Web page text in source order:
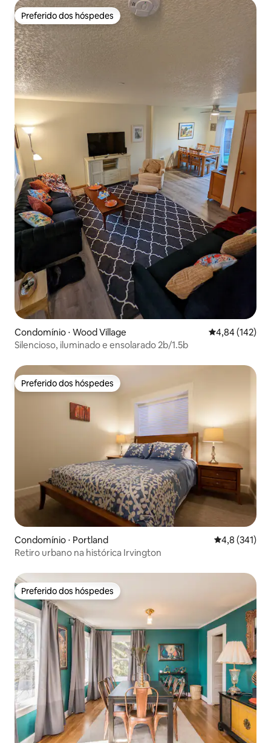
Preferido dos hóspedes
Preferido dos hóspedes
Condomínio ⋅ Wood Village 4,84 de uma
4,84 (142)
Silencioso, iluminado e ensolarado 2b/1.5b
Preferido dos hóspedes
Preferido dos hóspedes
Condomínio ⋅ Portland 4,8 de uma
4,8 (341)
Retiro urbano na histórica Irvington
Preferido dos hóspedes
Preferido dos hóspedes